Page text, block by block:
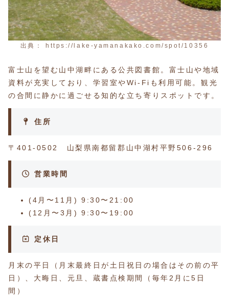
出典： https://lake-yamanakako.com/spot/10356
富士山を望む山中湖畔にある公共図書館。富士山や地域
資料が充実しており、学習室やWi-Fiも利用可能。観光
の合間に静かに過ごせる知的な立ち寄りスポットです。
住所
〒401-0502 山梨県南都留郡山中湖村平野506-296
営業時間
(4月〜11月) 9:30〜21:00
(12月〜3月) 9:30〜19:00
定休日
月末の平日（月末最終日が土日祝日の場合はその前の平
日）、大晦日、元旦、蔵書点検期間（毎年2月に5日
間）